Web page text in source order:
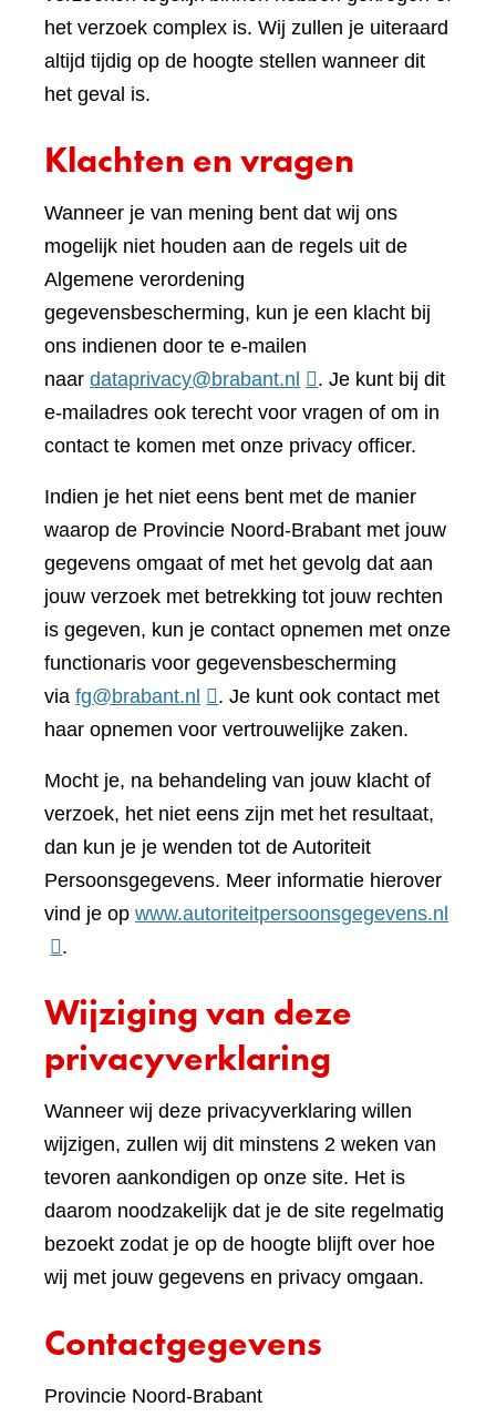
het verzoek complex is. Wij zullen je uiteraard
altijd tijdig op de hoogte stellen wanneer dit
het geval is.
Klachten en vragen
Wanneer je van mening bent dat wij ons
mogelijk niet houden aan de regels uit de
Algemene verordening
gegevensbescherming, kun je een klacht bij
ons indienen door te e-mailen
naar dataprivacy@brabant.nl
. Je kunt bij dit
e-mailadres ook terecht voor vragen of om in
contact te komen met onze privacy officer.
Indien je het niet eens bent met de manier
waarop de Provincie Noord-Brabant met jouw
gegevens omgaat of met het gevolg dat aan
jouw verzoek met betrekking tot jouw rechten
is gegeven, kun je contact opnemen met onze
functionaris voor gegevensbescherming
via fg@brabant.nl
. Je kunt ook contact met
haar opnemen voor vertrouwelijke zaken.
Mocht je, na behandeling van jouw klacht of
verzoek, het niet eens zijn met het resultaat,
dan kun je je wenden tot de Autoriteit
Persoonsgegevens. Meer informatie hierover
vind je op www.autoriteitpersoonsgegevens.nl
.
Wijziging van deze
privacyverklaring
Wanneer wij deze privacyverklaring willen
wijzigen, zullen wij dit minstens 2 weken van
tevoren aankondigen op onze site. Het is
daarom noodzakelijk dat je de site regelmatig
bezoekt zodat je op de hoogte blijft over hoe
wij met jouw gegevens en privacy omgaan.
Contactgegevens
Provincie Noord-Brabant